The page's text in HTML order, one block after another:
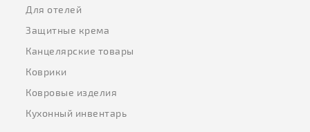
Для отелей
Защитные крема
Канцелярские товары
Коврики
Ковровые изделия
Кухонный инвентарь